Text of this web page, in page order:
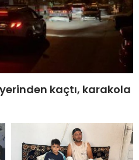
kaçtı, karakola